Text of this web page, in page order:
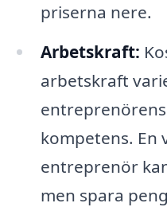
priserna nere.
Arbetskraft:
arbetskraft
kompetens. En
entreprenör
men spara